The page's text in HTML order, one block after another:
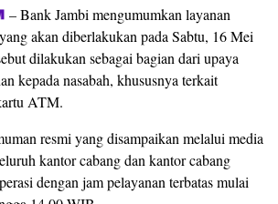
– Bank Jambi mengumumkan layanan
akan diberlakukan pada Sabtu, 16 Mei
dilakukan sebagai bagian dari upaya
kepada nasabah, khususnya terkait
ATM.
resmi yang disampaikan melalui media
kantor cabang dan kantor cabang
dengan jam pelayanan terbatas mulai